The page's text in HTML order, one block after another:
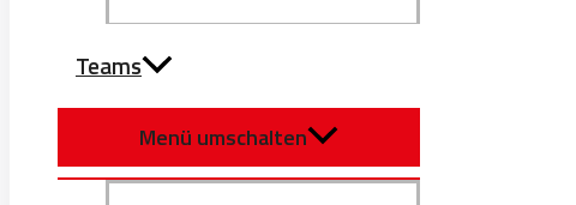
Teams
Menü umschalten